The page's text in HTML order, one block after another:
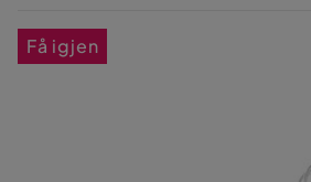
Få igjen